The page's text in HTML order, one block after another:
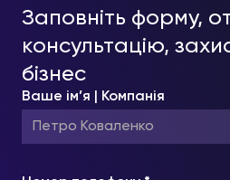
Заповніть форму,
консультацію,
бізнес
Ваше ім’я | Компанія